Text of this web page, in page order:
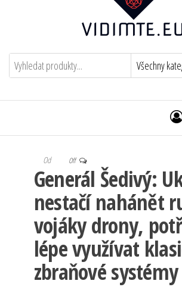
Vidím tě ! – Army Man &
Oděvy,
Od Off
Generál Šedivý:
nestačí nahánět
vojáky drony,
lépe využívat
zbraňové systémy